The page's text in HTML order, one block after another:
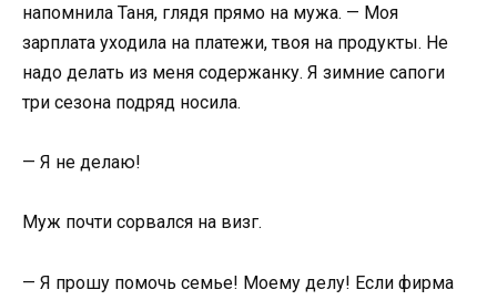
напомнила Таня, глядя прямо на мужа. — Моя
зарплата уходила на платежи, твоя на продукты. Не
надо делать из меня содержанку. Я зимние сапоги
три сезона подряд носила.
— Я не делаю!
Муж почти сорвался на визг.
— Я прошу помочь семье! Моему делу! Если фирма